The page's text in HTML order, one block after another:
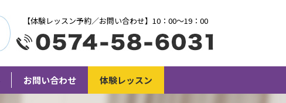
【体験レッスン予約／お問い合わせ】10：00〜19：00
お問い合わせ 体験レッスン